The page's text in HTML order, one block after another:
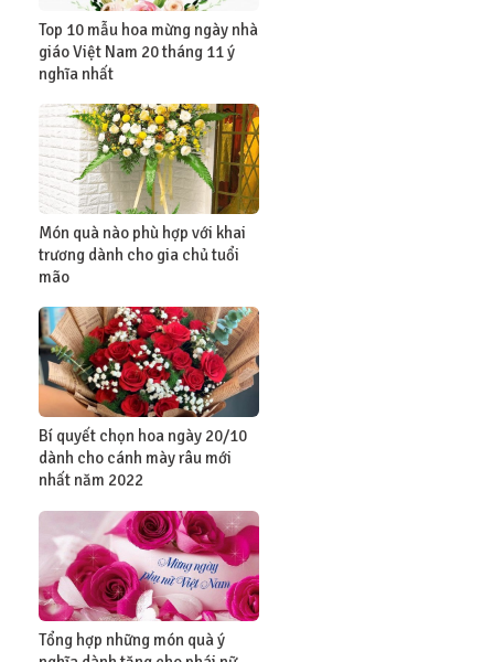
Top 10 mẫu hoa mừng ngày nhà
giáo Việt Nam 20 tháng 11 ý
nghĩa nhất
Món quà nào phù hợp với khai
trương dành cho gia chủ tuổi
mão
Bí quyết chọn hoa ngày 20/10
dành cho cánh mày râu mới
nhất năm 2022
Tổng hợp những món quà ý